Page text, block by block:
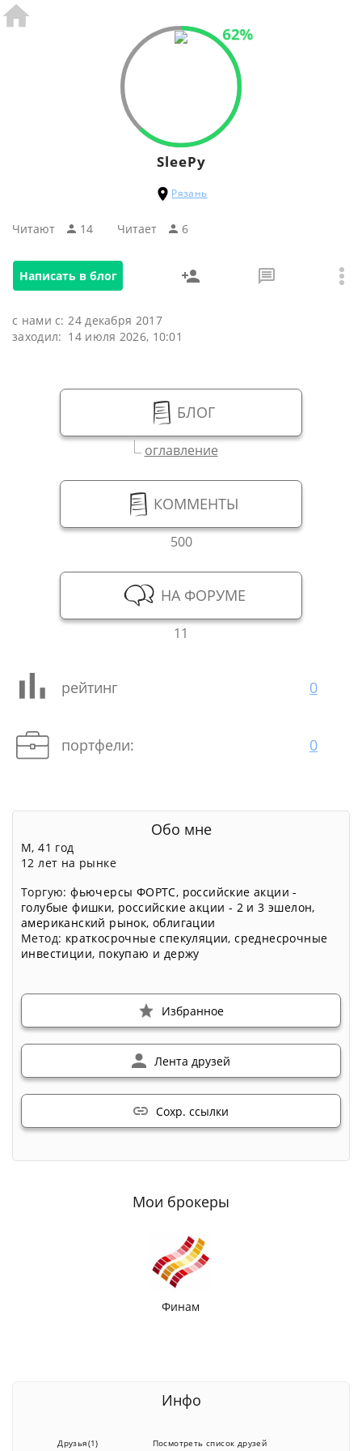
62%
SleePy
Рязань
Читают 14 Читаeт 6
Написать в блог
с нами с: 24 декабря 2017
заходил: 14 июля 2026, 10:01
БЛОГ
оглавление
КОММЕНТЫ
500
НА ФОРУМЕ
11
рейтинг 0
портфели: 0
Обо мне
М, 41 год
12 лет на рынке
Торгую:фьючерсы ФОРТС, российские акции -
голубые фишки, российские акции - 2 и 3 эшелон,
американский рынок,облигации
Метод: краткосрочные спекуляции,среднесрочные
инвестиции, покупаю и держу
Избранное
Лента друзей
Сохр. ссылки
Мои брокеры
Финам
Инфо
Друзья(1) Посмотреть список друзей